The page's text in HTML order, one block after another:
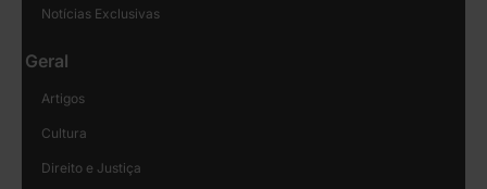
Notícias Exclusivas
Geral
Artigos
Cultura
Direito e Justiça